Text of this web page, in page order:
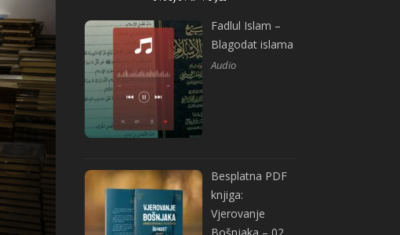
Fadlul Islam –
Blagodat islama
Audio
Besplatna PDF
knjiga:
Vjerovanje